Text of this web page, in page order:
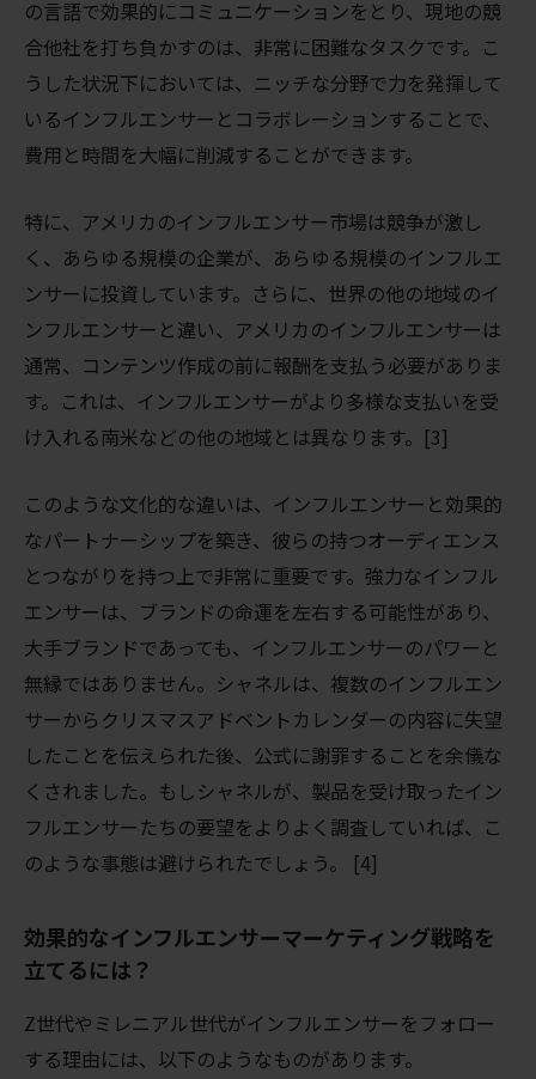
の言語で効果的にコミュニケーションをとり、現地の競
合他社を打ち負かすのは、非常に困難なタスクです。こ
うした状況下においては、ニッチな分野で力を発揮して
いるインフルエンサーとコラボレーションすることで、
費用と時間を大幅に削減することができます。
特に、アメリカのインフルエンサー市場は競争が激し
く、あらゆる規模の企業が、あらゆる規模のインフルエ
ンサーに投資しています。さらに、世界の他の地域のイ
ンフルエンサーと違い、アメリカのインフルエンサーは
通常、コンテンツ作成の前に報酬を支払う必要がありま
す。これは、インフルエンサーがより多様な支払いを受
け入れる南米などの他の地域とは異なります。[3]
このような文化的な違いは、インフルエンサーと効果的
なパートナーシップを築き、彼らの持つオーディエンス
とつながりを持つ上で非常に重要です。強力なインフル
エンサーは、ブランドの命運を左右する可能性があり、
大手ブランドであっても、インフルエンサーのパワーと
無縁ではありません。シャネルは、複数のインフルエン
サーからクリスマスアドベントカレンダーの内容に失望
したことを伝えられた後、公式に謝罪することを余儀な
くされました。もしシャネルが、製品を受け取ったイン
フルエンサーたちの要望をよりよく調査していれば、こ
のような事態は避けられたでしょう。 [4]
効果的なインフルエンサーマーケティング戦略を
立てるには？
Z世代やミレニアル世代がインフルエンサーをフォロー
する理由には、以下のようなものがあります。